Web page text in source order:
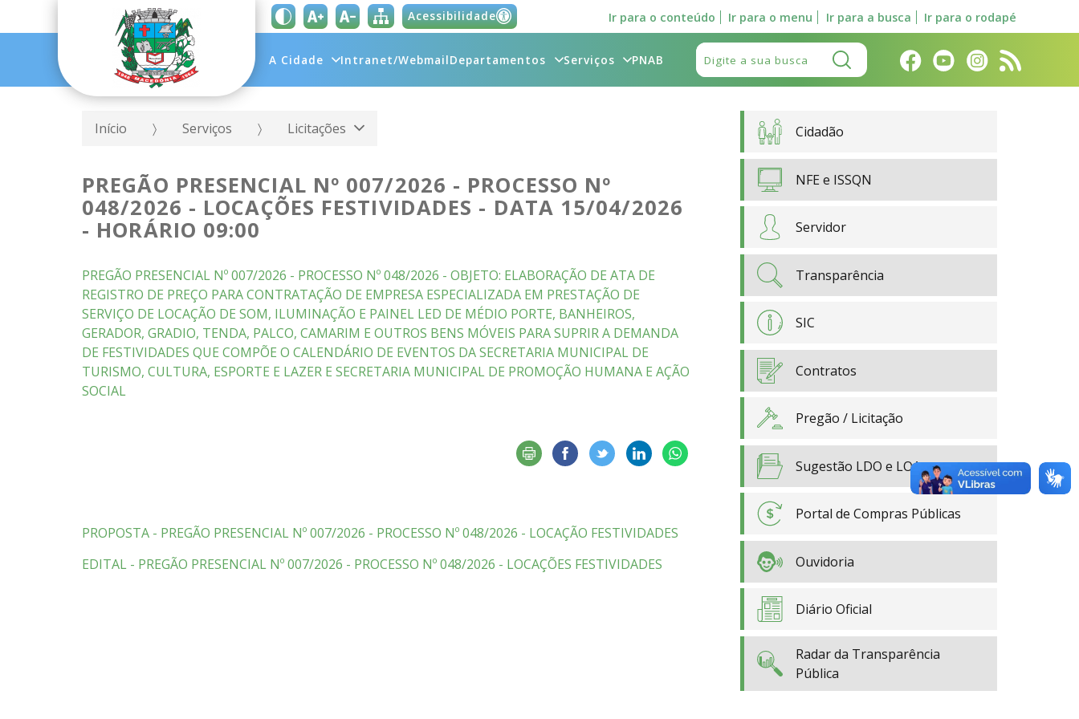
Acessibilidade Ir para o conteúdo Ir para o menu Ir para a busca Ir para o rodapé
A Cidade Intranet/WebmailDepartamentos Serviços PNAB Pesquisar:
Início Serviços Licitações
PREGÃO PRESENCIAL Nº 007/2026 - PROCESSO Nº
048/2026 - LOCAÇÕES FESTIVIDADES - DATA 15/04/2026
- HORÁRIO 09:00
PREGÃO PRESENCIAL Nº 007/2026 - PROCESSO Nº 048/2026 - OBJETO: ELABORAÇÃO DE ATA DE
REGISTRO DE PREÇO PARA CONTRATAÇÃO DE EMPRESA ESPECIALIZADA EM PRESTAÇÃO DE
SERVIÇO DE LOCAÇÃO DE SOM, ILUMINAÇÃO E PAINEL LED DE MÉDIO PORTE, BANHEIROS,
GERADOR, GRADIO, TENDA, PALCO, CAMARIM E OUTROS BENS MÓVEIS PARA SUPRIR A DEMANDA
DE FESTIVIDADES QUE COMPÕE O CALENDÁRIO DE EVENTOS DA SECRETARIA MUNICIPAL DE
TURISMO, CULTURA, ESPORTE E LAZER E SECRETARIA MUNICIPAL DE PROMOÇÃO HUMANA E AÇÃO
SOCIAL
PROPOSTA - PREGÃO PRESENCIAL Nº 007/2026 - PROCESSO Nº 048/2026 - LOCAÇÃO FESTIVIDADES
EDITAL - PREGÃO PRESENCIAL Nº 007/2026 - PROCESSO Nº 048/2026 - LOCAÇÕES FESTIVIDADES
Cidadão
NFE e ISSQN
Servidor
Transparência
SIC
Contratos
Pregão / Licitação
Sugestão LDO e LOA
Portal de Compras Públicas
Ouvidoria
Diário Oficial
Radar da Transparência
Pública